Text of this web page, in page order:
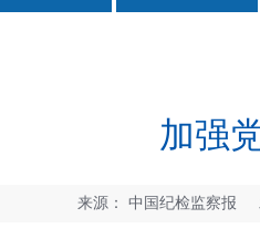
加强
来源： 中国纪检监察报